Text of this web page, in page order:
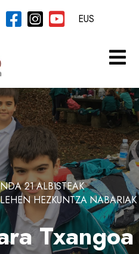
21ALBISTEAK
LEHEN HEZKUNTZA NABARIAK
Txangoa
EUS